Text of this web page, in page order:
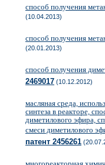
способ получения
(10.04.2013)
способ получения
(20.01.2013)
способ получения
2469017 (10.12.2012)
масляная среда,
синтеза в реакторе,
диметилового эфира,
смеси диметилового
патент 2456261